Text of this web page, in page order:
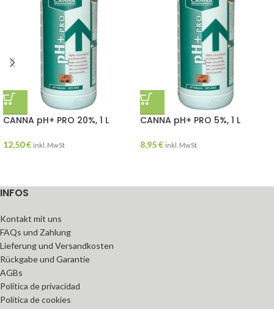
CANNA pH+ PRO 20%, 1 L
12,50€ inkl. MwSt
CANNA pH+ PRO 5%, 1 L
8,95€ inkl. MwSt
INFOS
Kontakt mit uns
FAQs und Zahlung
Lieferung und Versandkosten
Rückgabe und Garantie
AGBs
Política de privacidad
Política de cookies